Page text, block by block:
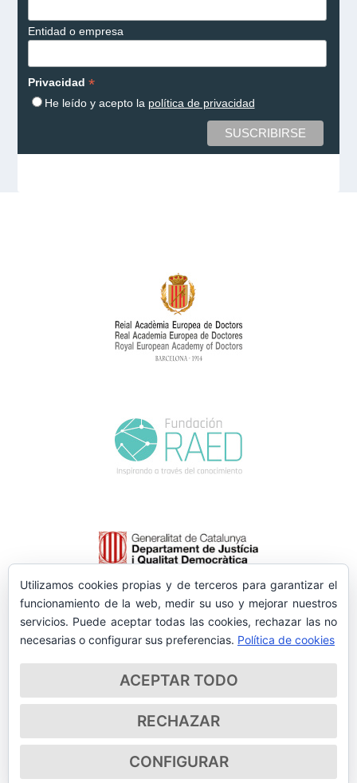
Entidad o empresa
Privacidad *
He leído y acepto la política de privacidad
Utilizamos cookies propias y de terceros para garantizar el
funcionamiento de la web, medir su uso y mejorar nuestros
servicios. Puede aceptar todas las cookies, rechazar las no
necesarias o configurar sus preferencias. Política de cookies
ACEPTAR TODO
RECHAZAR
CONFIGURAR